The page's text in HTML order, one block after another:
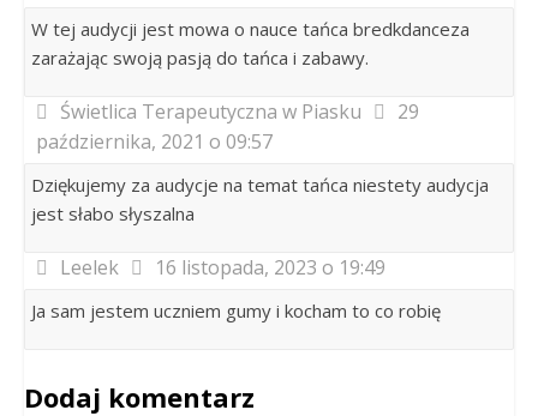
W tej audycji jest mowa o nauce tańca bredkdanceza
zarażając swoją pasją do tańca i zabawy.
Świetlica Terapeutyczna w Piasku
29
października, 2021 o 09:57
Dziękujemy za audycje na temat tańca niestety audycja
jest słabo słyszalna
Leelek 16 listopada, 2023 o 19:49
Ja sam jestem uczniem gumy i kocham to co robię
Dodaj komentarz